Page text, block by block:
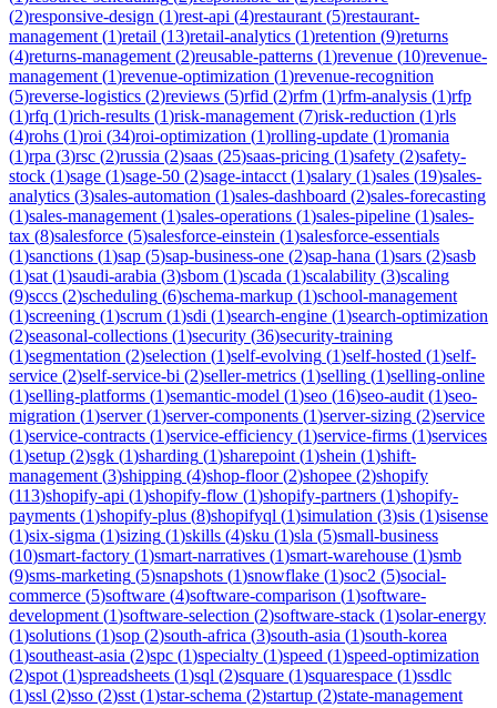
(2)responsive-design (1)rest-api (4)restaurant (5)restaurant-
management (1)retail (13)retail-analytics (1)retention (9)returns
(4)returns-management (2)reusable-patterns (1)revenue (10)revenue-
management (1)revenue-optimization (1)revenue-recognition
(5)reverse-logistics (2)reviews (5)rfid (2)rfm (1)rfm-analysis (1)rfp
(1)rfq (1)rich-results (1)risk-management (7)risk-reduction (1)rls
(4)rohs (1)roi (34)roi-optimization (1)rolling-update (1)romania
(1)rpa (3)rsc (2)russia (2)saas (25)saas-pricing (1)safety (2)safety-
stock (1)sage (1)sage-50 (2)sage-intacct (1)salary (1)sales (19)sales-
analytics (3)sales-automation (1)sales-dashboard (2)sales-forecasting
(1)sales-management (1)sales-operations (1)sales-pipeline (1)sales-
tax (8)salesforce (5)salesforce-einstein (1)salesforce-essentials
(1)sanctions (1)sap (5)sap-business-one (2)sap-hana (1)sars (2)sasb
(1)sat (1)saudi-arabia (3)sbom (1)scada (1)scalability (3)scaling
(9)sccs (2)scheduling (6)schema-markup (1)school-management
(1)screening (1)scrum (1)sdi (1)search-engine (1)search-optimization
(2)seasonal-collections (1)security (36)security-training
(1)segmentation (2)selection (1)self-evolving (1)self-hosted (1)self-
service (2)self-service-bi (2)seller-metrics (1)selling (1)selling-online
(1)selling-platforms (1)semantic-model (1)seo (16)seo-audit (1)seo-
migration (1)server(1)server-components (1)server-sizing (2)service
(1)service-contracts (1)service-efficiency (1)service-firms (1)services
(1)setup (2)sgk (1)sharding (1)sharepoint (1)shein (1)shift-
management (3)shipping (4)shop-floor(2)shopee (2)shopify
(113)shopify-api (1)shopify-flow (1)shopify-partners (1)shopify-
payments (1)shopify-plus (8)shopifyql (1)simulation (3)sis (1)sisense
(1)six-sigma (1)sizing (1)skills (4)sku (1)sla (5)small-business
(10)smart-factory (1)smart-narratives (1)smart-warehouse (1)smb
(9)sms-marketing (5)snapshots (1)snowflake (1)soc2 (5)social-
commerce (5)software (4)software-comparison (1)software-
development (1)software-selection (2)software-stack (1)solar-energy
(1)solutions (1)sop (2)south-africa (3)south-asia (1)south-korea
(1)southeast-asia (2)spc (1)specialty (1)speed (1)speed-optimization
(2)spot (1)spreadsheets (1)sql (2)square (1)squarespace (1)ssdlc
(1)ssl (2)sso (2)sst (1)star-schema (2)startup (2)state-management